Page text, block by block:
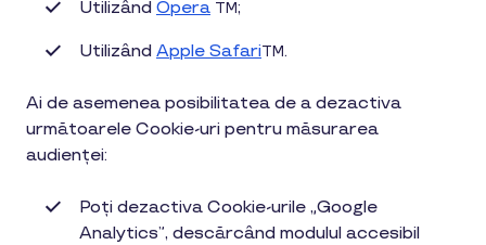
Utilizând Opera TM;
Utilizând Apple SafariTM.
Ai de asemenea posibilitatea de a dezactiva
următoarele Cookie-uri pentru măsurarea
audienței:
Poți dezactiva Cookie-urile „Google
Analytics”, descărcând modulul accesibil